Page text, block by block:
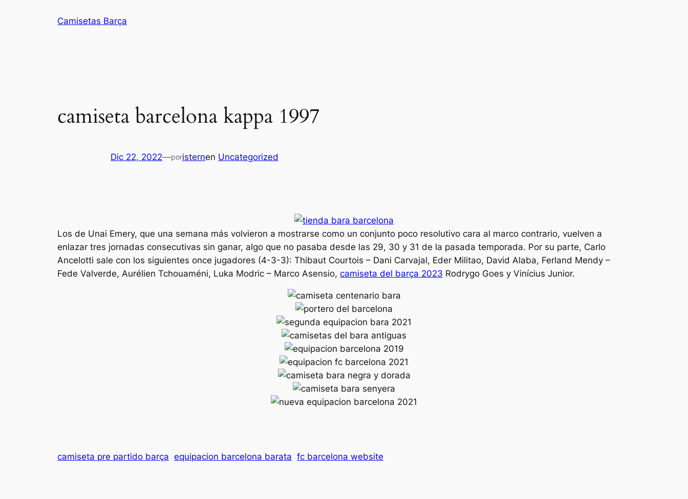
Camisetas Barça
camiseta barcelona kappa 1997
Dic 22, 2022—poristernen Uncategorized
Los de Unai Emery, que una semana más volvieron a mostrarse como un conjunto poco resolutivo cara al marco contrario, vuelven a
enlazar tres jornadas consecutivas sin ganar, algo que no pasaba desde las 29, 30 y 31 de la pasada temporada. Por su parte, Carlo
Ancelotti sale con los siguientes once jugadores (4-3-3): Thibaut Courtois – Dani Carvajal, Eder Militao, David Alaba, Ferland Mendy –
Fede Valverde, Aurélien Tchouaméni, Luka Modric – Marco Asensio, camiseta del barça 2023 Rodrygo Goes y Vinícius Junior.
camiseta pre partido barça equipacion barcelona barata fc barcelona website